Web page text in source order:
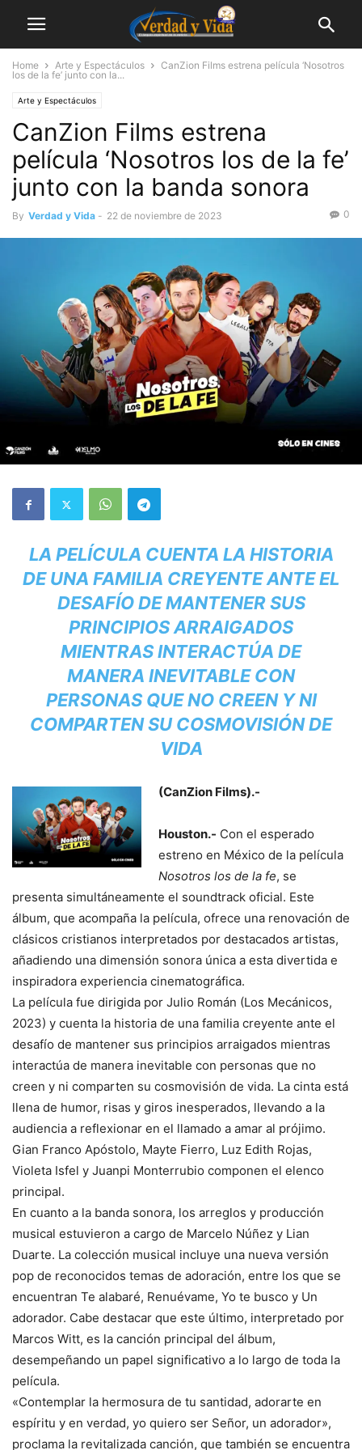
Home Arte y Espectáculos
CanZion Films estrena película ‘Nosotros
los de la fe’ junto con la...
Arte y Espectáculos
CanZion Films estrena
película ‘Nosotros los de la fe’
junto con la banda sonora
By Verdad y Vida - 22 de noviembre de 2023 0
LA PELÍCULA CUENTA LA HISTORIA
DE UNA FAMILIA CREYENTE ANTE EL
DESAFÍO DE MANTENER SUS
PRINCIPIOS ARRAIGADOS
MIENTRAS INTERACTÚA DE
MANERA INEVITABLE CON
PERSONAS QUE NO CREEN Y NI
COMPARTEN SU COSMOVISIÓN DE
VIDA
(CanZion Films).-
Houston.- Con el esperado
estreno en México de la película
Nosotros los de la fe, se
presenta simultáneamente el soundtrack oficial. Este
álbum, que acompaña la película, ofrece una renovación de
clásicos cristianos interpretados por destacados artistas,
añadiendo una dimensión sonora única a esta divertida e
inspiradora experiencia cinematográfica.
La película fue dirigida por Julio Román (Los Mecánicos,
2023) y cuenta la historia de una familia creyente ante el
desafío de mantener sus principios arraigados mientras
interactúa de manera inevitable con personas que no
creen y ni comparten su cosmovisión de vida. La cinta está
llena de humor, risas y giros inesperados, llevando a la
audiencia a reflexionar en el llamado a amar al prójimo.
Gian Franco Apóstolo, Mayte Fierro, Luz Edith Rojas,
Violeta Isfel y Juanpi Monterrubio componen el elenco
principal.
En cuanto a la banda sonora, los arreglos y producción
musical estuvieron a cargo de Marcelo Núñez y Lian
Duarte. La colección musical incluye una nueva versión
pop de reconocidos temas de adoración, entre los que se
encuentran Te alabaré, Renuévame, Yo te busco y Un
adorador. Cabe destacar que este último, interpretado por
Marcos Witt, es la canción principal del álbum,
desempeñando un papel significativo a lo largo de toda la
película.
«Contemplar la hermosura de tu santidad, adorarte en
espíritu y en verdad, yo quiero ser Señor, un adorador»,
proclama la revitalizada canción, que también se encuentra